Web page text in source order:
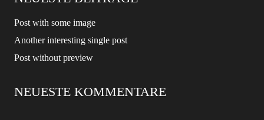
Post with some image
Another interesting single post
Post without preview
NEUESTE KOMMENTARE